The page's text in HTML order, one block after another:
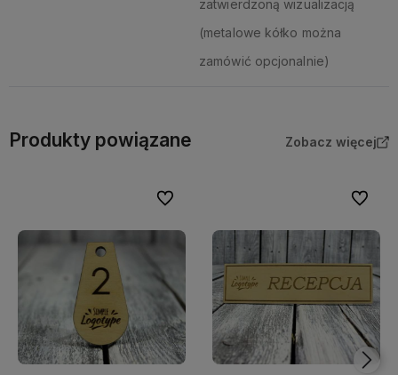
zatwierdzoną wizualizacją
(metalowe kółko można
zamówić opcjonalnie)
Produkty powiązane Zobacz więcej
Do ulubionych Do